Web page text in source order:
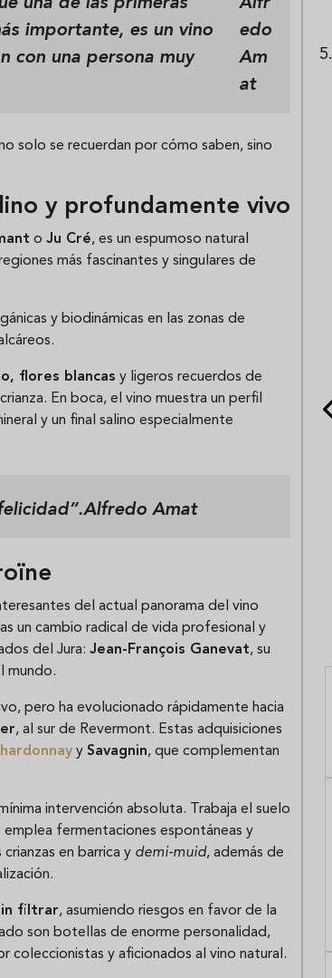
importante, es un vino
con una persona muy
edo
Am
at
solo se recuerdan por cómo saben, sino
y profundamente vivo
o Ju Cré, es un espumoso natural
más fascinantes y singulares de
y biodinámicas en las zonas de
flores blancas y ligeros recuerdos de
En boca, el vino muestra un perfil
y un final salino especialmente
Alfredo Amat
del actual panorama del vino
un cambio radical de vida profesional y
del Jura: Jean-François Ganevat, su
mundo.
pero ha evolucionado rápidamente hacia
, al sur de Revermont. Estas adquisiciones
y Savagnin, que complementan
intervención absoluta. Trabaja el suelo
fermentaciones espontáneas y
en barrica y demi-muid, además de
filtrar, asumiendo riesgos en favor de la
son botellas de enorme personalidad,
coleccionistas y aficionados al vino natural.